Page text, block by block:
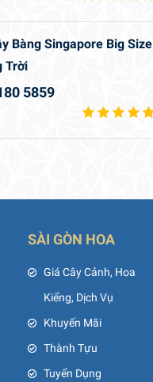
Bàng Singapore Big Size
Trời
5859
SÀI GÒN HOA
Giá Cây Cảnh, Hoa
Kiểng, Dịch Vụ
Khuyến Mãi
Thành Tựu
Tuyển Dụng